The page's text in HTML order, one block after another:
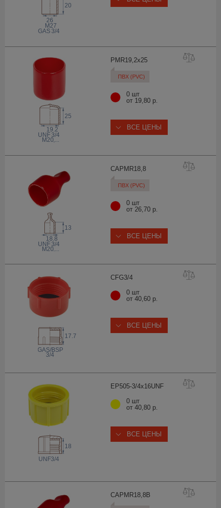
20
26
M27
GAS 3/4
PMR19,2x25
ПВХ (PVC)
19.2
25
,...
M20
UNF 3/4
0 шт
от 19,80 р.
ВСЕ ЦЕНЫ
CAPMR18,8
ПВХ (PVC)
M20,...
13
UNF 3/4
18.8
0 шт
от 26,70 р.
ВСЕ ЦЕНЫ
CFG3/4
GAS/BSP
3/4
17.7
0 шт
от 40,60 р.
ВСЕ ЦЕНЫ
EP505-3/4x16UNF
18
UNF3/4
0 шт
от 40,80 р.
ВСЕ ЦЕНЫ
CAPMR18,8B